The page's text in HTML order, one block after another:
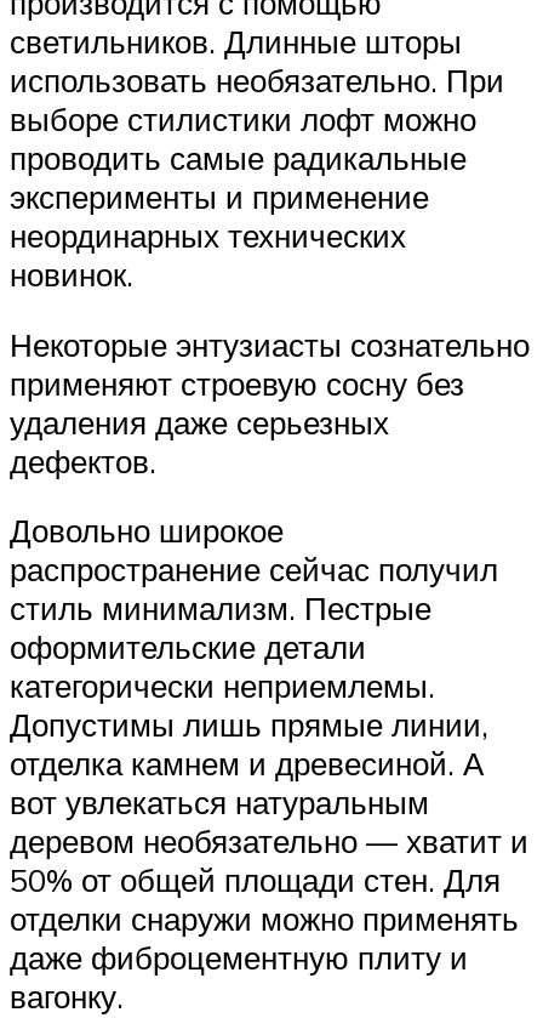
светильников. Длинные шторы
использовать необязательно. При
выборе стилистики лофт можно
проводить самые радикальные
эксперименты и применение
неординарных технических
новинок.
Некоторые энтузиасты сознательно
применяют строевую сосну без
удаления даже серьезных
дефектов.
Довольно широкое
распространение сейчас получил
стиль минимализм. Пестрые
оформительские детали
категорически неприемлемы.
Допустимы лишь прямые линии,
отделка камнем и древесиной. А
вот увлекаться натуральным
деревом необязательно — хватит и
50% от общей площади стен. Для
отделки снаружи можно применять
даже фиброцементную плиту и
вагонку.